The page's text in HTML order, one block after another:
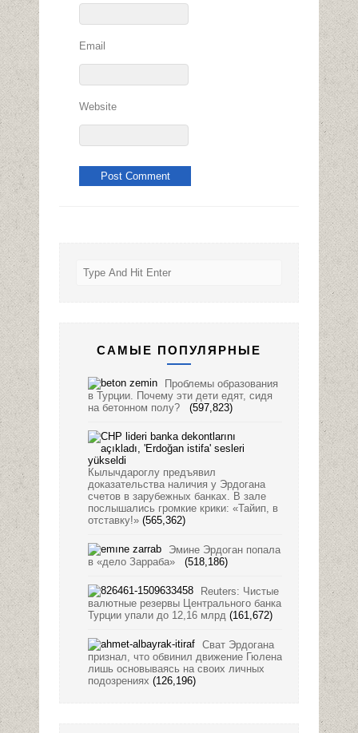
Email
Website
САМЫЕ ПОПУЛЯРНЫЕ
Проблемы образования
в Турции. Почему эти дети едят, сидя
на бетонном полу?
(597,823)
Кылычдароглу предъявил
доказательства наличия у Эрдогана
счетов в зарубежных банках. В зале
послышались громкие крики: «Тайип, в
отставку!» (565,362)
Эмине Эрдоган попала
в «дело Зарраба»
(518,186)
Reuters: Чистые
валютные резервы Центрального банка
Турции упали до 12,16 млрд (161,672)
Сват Эрдогана
признал, что обвинил движение Гюлена
лишь основываясь на своих личных
подозрениях (126,196)